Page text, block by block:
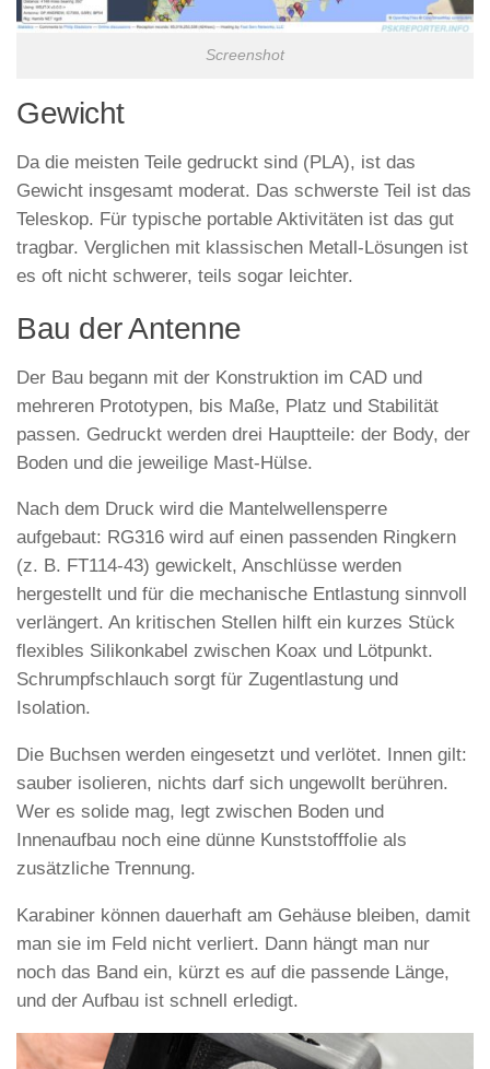
Screenshot
Gewicht
Da die meisten Teile gedruckt sind (PLA), ist das
Gewicht insgesamt moderat. Das schwerste Teil ist das
Teleskop. Für typische portable Aktivitäten ist das gut
tragbar. Verglichen mit klassischen Metall-Lösungen ist
es oft nicht schwerer, teils sogar leichter.
Bau der Antenne
Der Bau begann mit der Konstruktion im CAD und
mehreren Prototypen, bis Maße, Platz und Stabilität
passen. Gedruckt werden drei Hauptteile: der Body, der
Boden und die jeweilige Mast-Hülse.
Nach dem Druck wird die Mantelwellensperre
aufgebaut: RG316 wird auf einen passenden Ringkern
(z. B. FT114-43) gewickelt, Anschlüsse werden
hergestellt und für die mechanische Entlastung sinnvoll
verlängert. An kritischen Stellen hilft ein kurzes Stück
flexibles Silikonkabel zwischen Koax und Lötpunkt.
Schrumpfschlauch sorgt für Zugentlastung und
Isolation.
Die Buchsen werden eingesetzt und verlötet. Innen gilt:
sauber isolieren, nichts darf sich ungewollt berühren.
Wer es solide mag, legt zwischen Boden und
Innenaufbau noch eine dünne Kunststofffolie als
zusätzliche Trennung.
Karabiner können dauerhaft am Gehäuse bleiben, damit
man sie im Feld nicht verliert. Dann hängt man nur
noch das Band ein, kürzt es auf die passende Länge,
und der Aufbau ist schnell erledigt.